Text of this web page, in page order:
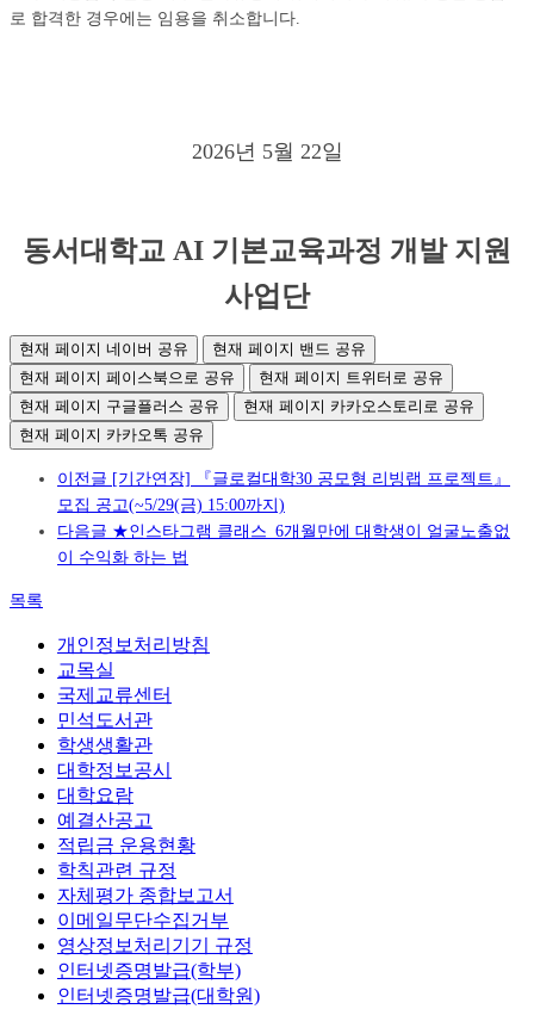
로 합격한 경우에는 임용을 취소합니다.
2026년 5월 22일
동서대학교 AI 기본교육과정 개발 지원
사업단
현재 페이지 네이버 공유
현재 페이지 밴드 공유
현재 페이지 페이스북으로 공유
현재 페이지 트위터로 공유
현재 페이지 구글플러스 공유
현재 페이지 카카오스토리로 공유
현재 페이지 카카오톡 공유
이전글 [기간연장] 『글로컬대학30 공모형 리빙랩 프로젝트』
모집 공고(~5/29(금) 15:00까지)
다음글 ★인스타그램 클래스_6개월만에 대학생이 얼굴노출없
이 수익화 하는 법
목록
개인정보처리방침
교목실
국제교류센터
민석도서관
학생생활관
대학정보공시
대학요람
예결산공고
적립금 운용현황
학칙관련 규정
자체평가 종합보고서
이메일무단수집거부
영상정보처리기기 규정
인터넷증명발급(학부)
인터넷증명발급(대학원)